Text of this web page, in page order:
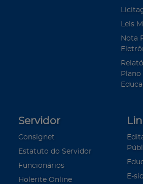
Leis
Nota
Servidor
Consignet
Estatuto do Servidor
Funcionários
Holerite Online
E-sic